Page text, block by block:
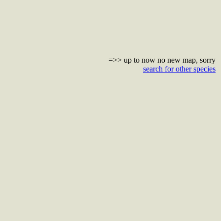
=>> up to now no new map, sorry
search for other species